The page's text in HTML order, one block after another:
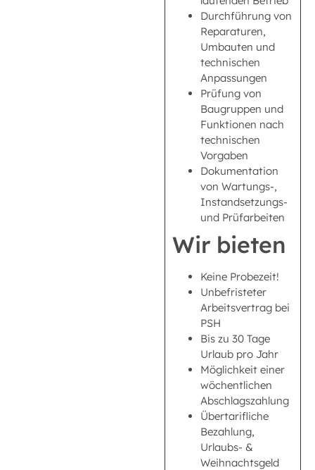
Durchführung von
Reparaturen,
Umbauten und
technischen
Anpassungen
Prüfung von
Baugruppen und
Funktionen nach
technischen
Vorgaben
Dokumentation
von Wartungs-,
Instandsetzungs-
und Prüfarbeiten
Wir bieten
Keine Probezeit!
Unbefristeter
Arbeitsvertrag bei
PSH
Bis zu 30 Tage
Urlaub pro Jahr
Möglichkeit einer
wöchentlichen
Abschlagszahlung
Übertarifliche
Bezahlung,
Urlaubs- &
Weihnachtsgeld